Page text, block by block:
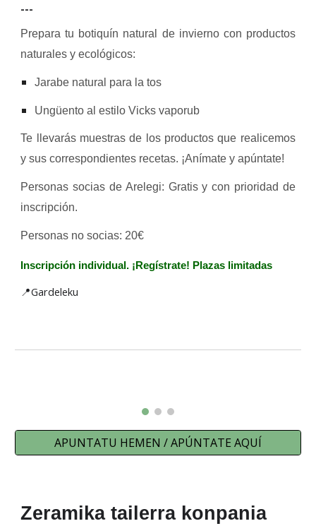
---
Prepara tu botiquín natural de invierno con productos
naturales y ecológicos:
Jarabe natural para la tos
Ungüento al estilo Vicks vaporub
Te llevarás muestras de los productos que realicemos
y sus correspondientes recetas. ¡Anímate y apúntate!
Personas socias de Arelegi: Gratis y con prioridad de
inscripción.
Personas no socias: 20€
Inscripción individual. ¡Regístrate! Plazas limitadas
📍Gardeleku
APUNTATU HEMEN / APÚNTATE AQUÍ
Zeramika tailerra konpania